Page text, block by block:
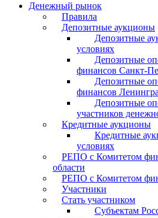
Денежный рынок
Правила
Депозитные аукционы
Депозитные
условиях
Депозитные
финансов Санкт-
Депозитные
финансов
Депозитные
участников
Кредитные аукционы
Кредитные
условиях
РЕПО с Комитетом
области
РЕПО с Комитетом
Участники
Стать участником
Субъектам